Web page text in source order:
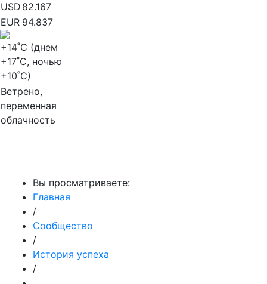
USD 82.167
EUR 94.837
+14˚C (днем
+17˚C, ночью
+10˚C)
Ветрено,
переменная
облачность
Вы просматриваете:
Главная
/
Сообщество
/
История успеха
/